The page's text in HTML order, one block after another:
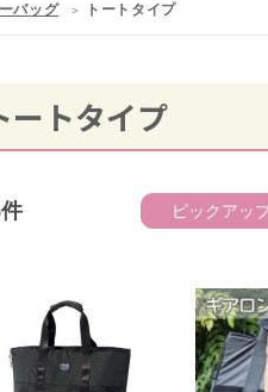
バッグ トートタイプ
ートタイプ
件 ピックアッ